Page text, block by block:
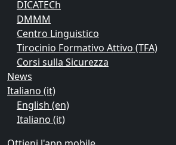
DICATECh
DMMM
Centro Linguistico
Tirocinio Formativo Attivo (TFA)
Corsi sulla Sicurezza
News
Italiano ‎(it)‎
English ‎(en)‎
Italiano ‎(it)‎